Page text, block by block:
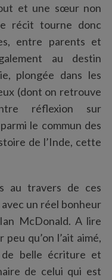
et une sœur non
récit tourne donc
entre parents et
au destin
plongée dans les
(dont on retrouve
réflexion sur
le commun des
de l’Inde, cette
au travers de ces
un réel bonheur
McDonald. A lire
qu’on l’ait aimé,
belle écriture et
de celui qui est